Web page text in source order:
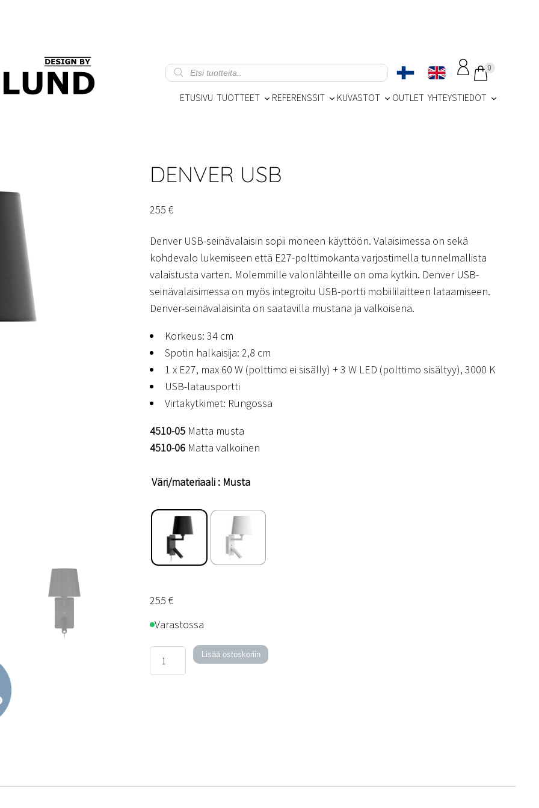
Products
search
0
ETUSIVU TUOTTEET REFERENSSIT KUVASTOT OUTLET YHTEYSTIEDOT
DENVER USB
255€
Denver USB-seinävalaisin sopii moneen käyttöön. Valaisimessa on sekä
kohdevalo lukemiseen että E27-polttimokanta varjostimella tunnelmallista
valaistusta varten. Molemmille valonlähteille on oma kytkin. Denver USB-
seinävalaisimessa on myös integroitu USB-portti mobiililaitteen lataamiseen.
Denver-seinävalaisinta on saatavilla mustana ja valkoisena.
Korkeus: 34 cm
Spotin halkaisija: 2,8 cm
1 x E27, max 60 W (polttimo ei sisälly) + 3 W LED (polttimo sisältyy), 3000 K
USB-latausportti
Virtakytkimet: Rungossa
4510-05 Matta musta
4510-06 Matta valkoinen
Väri/materiaali : Musta
255€
Varastossa
USB
Lisää ostoskoriin